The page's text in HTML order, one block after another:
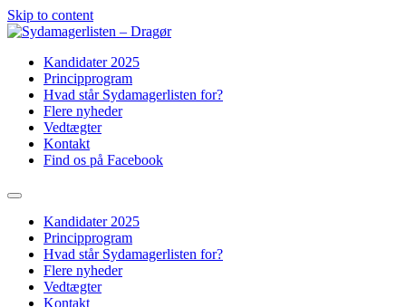
Skip to content
Kandidater 2025
Principprogram
Hvad står Sydamagerlisten for?
Flere nyheder
Vedtægter
Kontakt
Find os på Facebook
Kandidater 2025
Principprogram
Hvad står Sydamagerlisten for?
Flere nyheder
Vedtægter
Kontakt